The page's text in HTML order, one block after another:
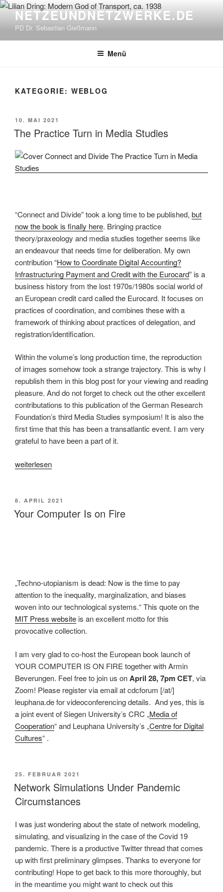
Zum
springen
NETZEUNDNETZWERKE.DE
PD Dr. Sebastian Gießmann
Menü
KATEGORIE: WEBLOG
VERÖFFENTLICHT
AM
10. MAI 2021
The Practice Turn in Media Studies
“Connect and Divide” took a long time to be published, but
now the book is finally here. Bringing practice
theory/praxeology and media studies together seems like
an endeavour that needs time for deliberation. My own
contribution “How to Coordinate Digital Accounting?
Infrastructuring Payment and Credit with the Eurocard” is a
business history from the lost 1970s/1980s social world of
an European credit card called the Eurocard. It focuses on
practices of coordination, and combines these with a
framework of thinking about practices of delegation, and
registration/identification.
Within the volume’s long production time, the reproduction
of images somehow took a strange trajectory. This is why I
republish them in this blog post for your viewing and reading
pleasure. And do not forget to check out the other excellent
contributations to this publication of the German Research
Foundation’s third Media Studies symposium! It is also the
first time that this has been a transatlantic event. I am very
grateful to have been a part of it.
„The
in
Media
weiterlesen
VERÖFFENTLICHT
AM
8. APRIL 2021
Your Computer Is on Fire
„Techno-utopianism is dead: Now is the time to pay
attention to the inequality, marginalization, and biases
woven into our technological systems.“ This quote on the
MIT Press website is an excellent motto for this
provocative collection.
I am very glad to co-host the European book launch of
YOUR COMPUTER IS ON FIRE together with Armin
Beverungen. Feel free to join us onApril 28, 7pm CET, via
Zoom! Please register via email at cdcforum [/at/]
leuphana.de for videoconferencing details. And yes, this is
a joint event of Siegen University’s CRC „Media of
Cooperation“ and Leuphana University’s „Centre for Digital
Cultures“ .
VERÖFFENTLICHT
AM
25. FEBRUAR 2021
Network Simulations Under Pandemic
Circumstances
I was just wondering about the state of network modeling,
simulating, and visualizing in the case of the Covid 19
pandemic. There is a productive Twitter thread that comes
up with first preliminary glimpses. Thanks to everyone for
contributing! Hope to get back to this more thoroughly, but
in the meantime you might want to check out this